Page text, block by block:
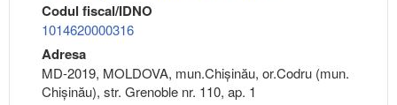
Codul fiscal/IDNO
1014620000316
Adresa
MD-2019, MOLDOVA, mun.Chişinău, or.Codru (mun.
Chişinău), str. Grenoble nr. 110, ap. 1